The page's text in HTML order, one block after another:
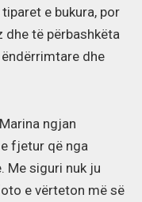
e bukura, por
dhe të përbashkëta
dhe
ngjan
fjetur që nga
Me siguri nuk ju
e vërteton më së